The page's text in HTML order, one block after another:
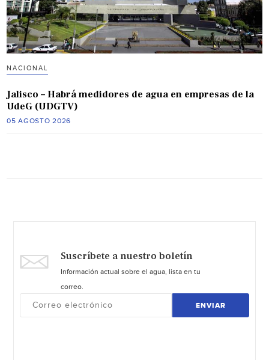
NACIONAL
Jalisco – Habrá medidores de agua en empresas de la
UdeG (UDGTV)
05 AGOSTO 2026
Suscríbete a nuestro boletín
Información actual sobre el agua, lista en tu
correo.
ENVIAR